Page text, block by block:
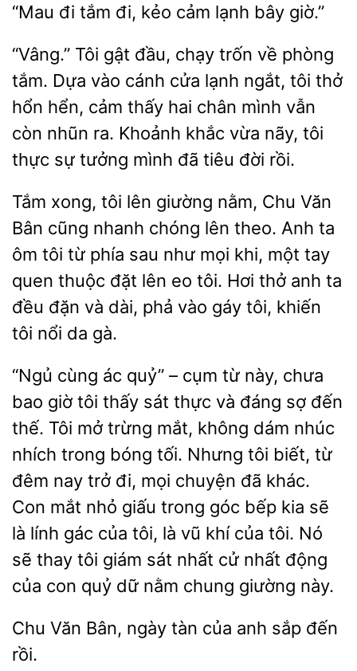
“Mau đi
đi, kẻo cảm lạnh bây giờ.”
“Vâng.” Tôi gật đầu, chạy trốn
phòng
tắm. Dựa vào cánh cửa lạnh ngắt, tôi thở
hổn
cảm thấy hai chân mình vẫn
còn nhũn ra. Khoảnh khắc
nãy, tôi
thực sự tưởng mình đã tiêu đời rồi.
Tắm
tôi lên giường nằm, Chu Văn
Bân cũng nhanh chóng lên
Anh ta
ôm tôi từ phía sau như mọi khi, một tay
quen thuộc đặt lên eo tôi. Hơi thở anh ta
đều đặn và dài, phả vào gáy tôi,
tôi nổi da gà.
“Ngủ cùng ác quỷ” – cụm từ này, chưa
bao giờ tôi thấy sát thực và đáng sợ đến
thế. Tôi mở trừng mắt, không dám nhúc
nhích trong bóng tối. Nhưng tôi biết, từ
đêm nay trở đi, mọi chuyện đã
Con mắt nhỏ giấu trong góc bếp
sẽ
là lính gác của tôi, là vũ khí của tôi. Nó
sẽ thay tôi giám sát nhất cử
động
của con quỷ dữ nằm chung giường này.
Chu Bân, tàn của anh sắp đến